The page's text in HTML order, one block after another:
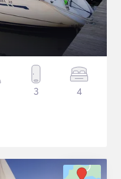
3 4